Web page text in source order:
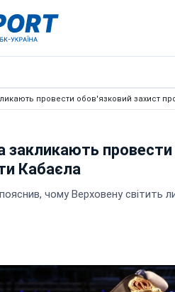
провести обов'язковий захист
закликають провести
Кабаєла
чому Верховену світить